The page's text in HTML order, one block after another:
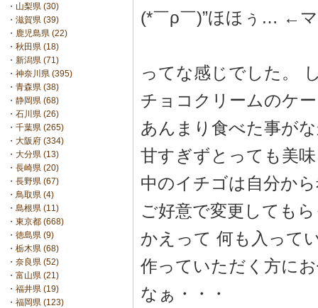
・ 山梨県 (30)
・ 滋賀県 (39)
・ 鹿児島県 (22)
・ 秋田県 (18)
・ 新潟県 (71)
・ 神奈川県 (395)
・ 青森県 (38)
・ 静岡県 (68)
・ 石川県 (26)
・ 千葉県 (265)
・ 大阪府 (334)
・ 大分県 (13)
・ 長崎県 (20)
・ 長野県 (67)
・ 鳥取県 (4)
・ 島根県 (11)
・ 東京都 (668)
・ 徳島県 (9)
・ 栃木県 (68)
・ 奈良県 (52)
・ 富山県 (21)
・ 福井県 (19)
・ 福岡県 (123)
(*￣ρ￣)”ほほぅ… ←
ってな感じでした。
チョコクリームのケ
あんまり食べた事が
甘すぎずとっても美
中のイチゴは自分か
ご好意で変更しても
かえって 何も入って
作っていただく方に
なぁ・・・